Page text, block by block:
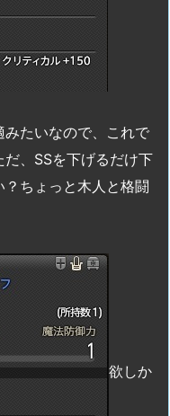
たいなので、これで
、SSを下げるだけ下
ちょっと木人と格闘
欲しか